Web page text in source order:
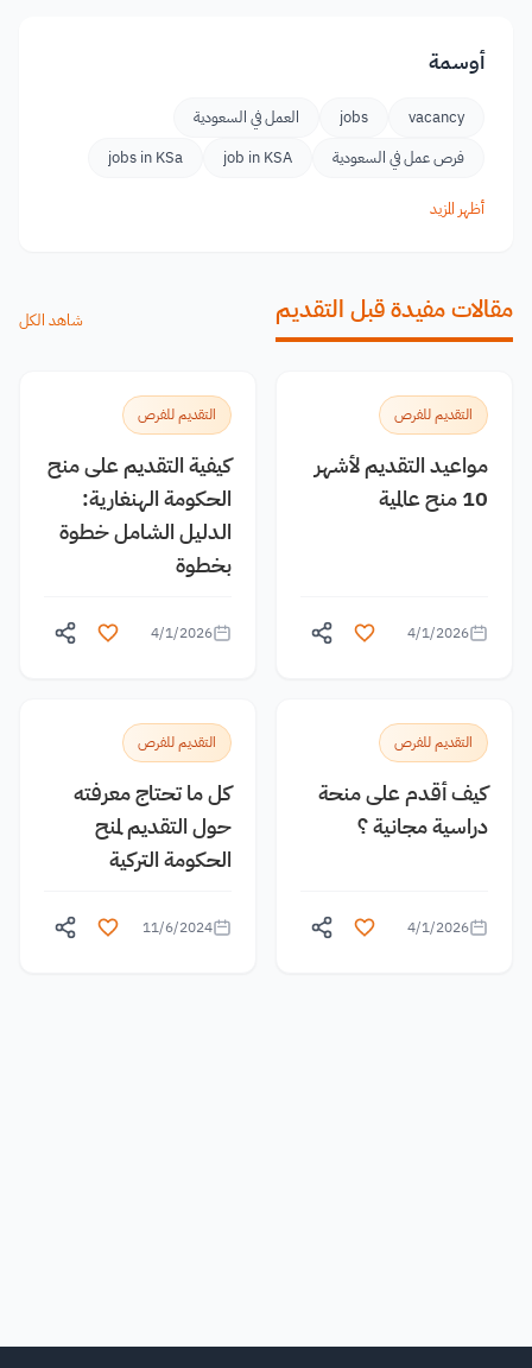
أوسمة
vacancy
jobs
العمل في السعودية
فرص عمل في السعودية
job in KSA
jobs in KSa
أظهر المزيد
مقالات مفيدة قبل التقديم شاهد الكل
التقديم للفرص
مواعيد التقديم لأشهر
10 منح عالمية
4/1/2026
التقديم للفرص
كيفية التقديم على منح
الحكومة الهنغارية:
الدليل الشامل خطوة
بخطوة
4/1/2026
التقديم للفرص
كيف أقدم على منحة
دراسية مجانية ؟
4/1/2026
التقديم للفرص
كل ما تحتاج معرفته
حول التقديم لمنح
الحكومة التركية
11/6/2024